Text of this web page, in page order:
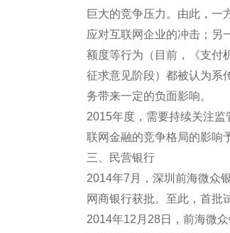
巨大的竞争压力。由此，一
应对互联网企业的冲击；另
额度等行为（目前，《支付
征求意见阶段）都被认为系
务带来一定的负面影响。
2015年度，需要持续关注
联网金融的竞争格局的影响
三、民营银行
2014年7月，深圳前海微众
网商银行获批。至此，首批
2014年12月28日，前海微